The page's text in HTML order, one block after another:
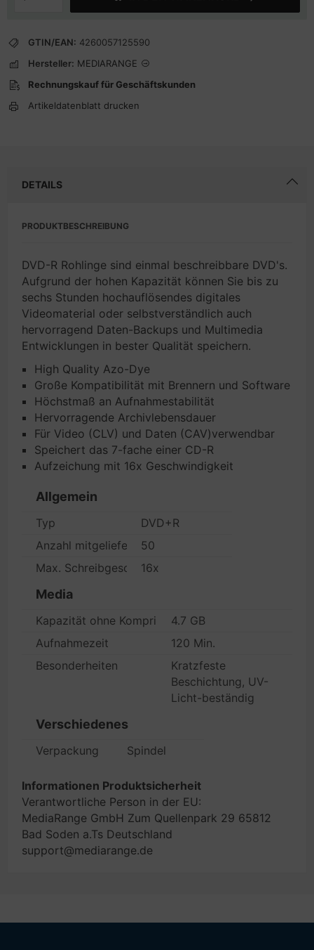
GTIN/EAN: 4260057125590
Hersteller: MEDIARANGE
Rechnungskauf für Geschäftskunden
Artikeldatenblatt drucken
DETAILS
PRODUKTBESCHREIBUNG
DVD-R Rohlinge sind einmal beschreibbare DVD's.
Aufgrund der hohen Kapazität können Sie bis zu
sechs Stunden hochauflösendes digitales
Videomaterial oder selbstverständlich auch
hervorragend Daten-Backups und Multimedia
Entwicklungen in bester Qualität speichern.
High Quality Azo-Dye
Große Kompatibilität mit Brennern und Software
Höchstmaß an Aufnahmestabilität
Hervorragende Archivlebensdauer
Für Video (CLV) und Daten (CAV)verwendbar
Speichert das 7-fache einer CD-R
Aufzeichung mit 16x Geschwindigkeit
Allgemein
Typ
DVD+R
Anzahl mitgelieferter Medien
50
Max. Schreibgeschwindigkeit
16x
Media
Kapazität ohne Komprimierung
4.7 GB
Aufnahmezeit
120 Min.
Besonderheiten
Kratzfeste
Beschichtung, UV-
Licht-beständig
Verschiedenes
Verpackung Spindel
Informationen Produktsicherheit
Verantwortliche Person in der EU:
MediaRange GmbH Zum Quellenpark 29 65812
Bad Soden a.Ts Deutschland
support@mediarange.de